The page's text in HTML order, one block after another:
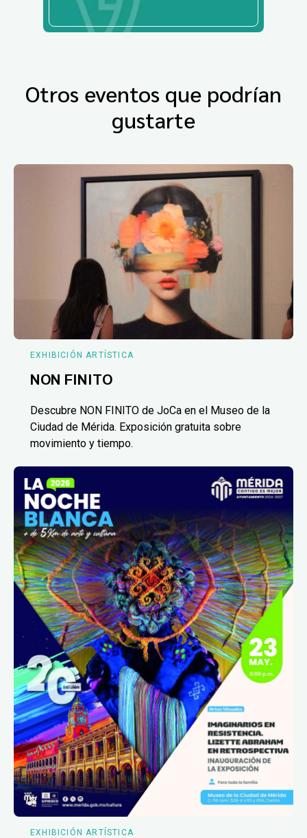
Otros eventos que podrían
gustarte
EXHIBICIÓN ARTÍSTICA
NON FINITO
Descubre NON FINITO de JoCa en el Museo de la
Ciudad de Mérida. Exposición gratuita sobre
movimiento y tiempo.
EXHIBICIÓN ARTÍSTICA